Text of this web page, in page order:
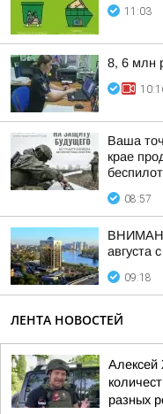
11:03
8, 6 млн
Ваша
крае
08:57
августа
09:18
ЛЕНТА НОВОСТЕЙ
Алексей
разных